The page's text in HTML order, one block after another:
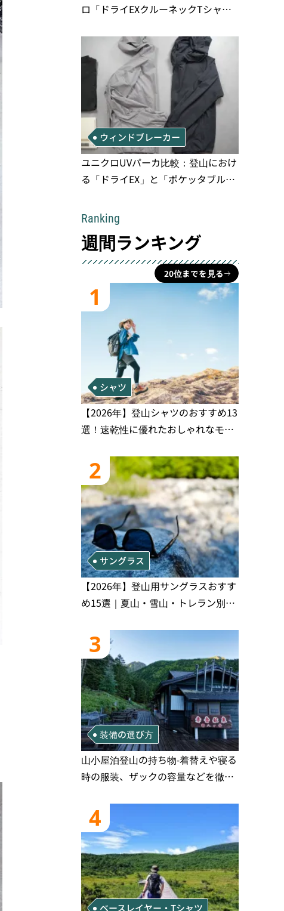
ロ「ドライEXクルーネックTシャ
ウィンドブレーカー
ユニクロUVパーカ比較：登山におけ
る「ドライEX」と「ポケッタブル」
Ranking
週間ランキング
20位までを見る
1
シャツ
【2026年】登山シャツのおすすめ13
選！速乾性に優れたおしゃれなモデ
2
サングラス
【2026年】登山用サングラスおすす
め15選｜夏山・雪山・トレラン別、
3
装備の選び方
山小屋泊登山の持ち物‐着替えや寝る
時の服装、ザックの容量などを徹底
4
ベースレイヤー・Tシャツ